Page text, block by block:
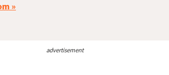
advertisement